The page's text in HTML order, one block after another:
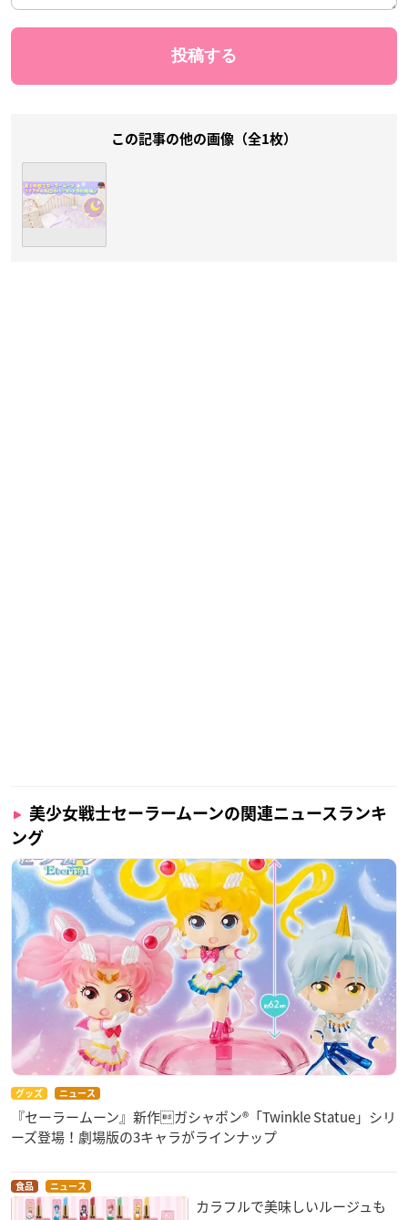
この記事の他の画像（全1枚）
美少女戦士セーラームーンの関連ニュースランキ
ング
グッズ ニュース
『セーラームーン』新作ガシャポン®「Twinkle Statue」シリ
ーズ登場！劇場版の3キャラがラインナップ
食品 ニュース
カラフルで美味しいルージュも